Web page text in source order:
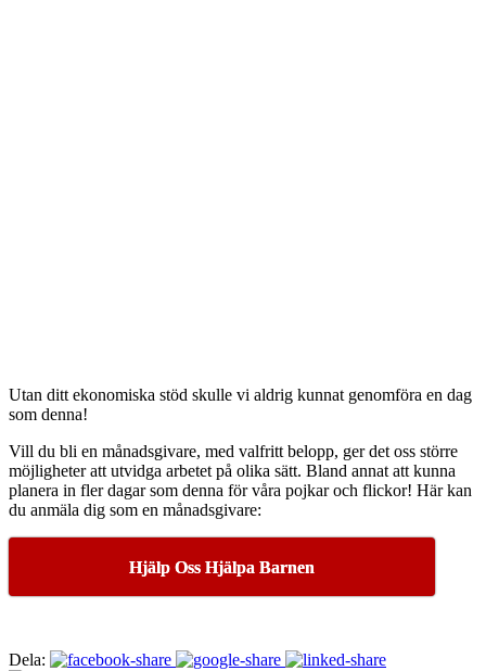
Utan ditt ekonomiska stöd skulle vi aldrig kunnat genomföra en dag
som denna!
Vill du bli en månadsgivare, med valfritt belopp, ger det oss större
möjligheter att utvidga arbetet på olika sätt. Bland annat att kunna
planera in fler dagar som denna för våra pojkar och flickor! Här kan
du anmäla dig som en månadsgivare:
Hjälp Oss Hjälpa Barnen
Dela: